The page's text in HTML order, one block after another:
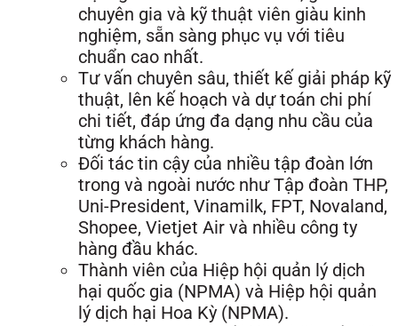
chuyên gia và kỹ thuật viên giàu kinh
nghiệm, sẵn sàng phục vụ với tiêu
chuẩn cao nhất.
Tư vấn chuyên sâu, thiết kế giải pháp kỹ
thuật, lên kế hoạch và dự toán chi phí
chi tiết, đáp ứng đa dạng nhu cầu của
từng khách hàng.
Đối tác tin cậy của nhiều tập đoàn lớn
trong và ngoài nước như Tập đoàn THP,
Uni-President, Vinamilk, FPT, Novaland,
Shopee, Vietjet Air và nhiều công ty
hàng đầu khác.
Thành viên của Hiệp hội quản lý dịch
hại quốc gia (NPMA) và Hiệp hội quản
lý dịch hại Hoa Kỳ (NPMA).